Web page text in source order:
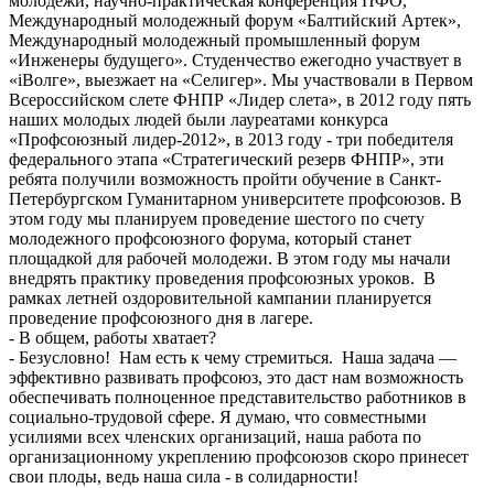
Международный молодежный форум «Балтийский Артек»,
Международный молодежный промышленный форум
«Инженеры будущего». Студенчество ежегодно участвует в
«iВолге», выезжает на «Селигер». Мы участвовали в Первом
Всероссийском слете ФНПР «Лидер слета», в 2012 году пять
наших молодых людей были лауреатами конкурса
«Профсоюзный лидер-2012», в 2013 году - три победителя
федерального этапа «Стратегический резерв ФНПР», эти
ребята получили возможность пройти обучение в Санкт-
Петербургском Гуманитарном университете профсоюзов. В
этом году мы планируем проведение шестого по счету
молодежного профсоюзного форума, который станет
площадкой для рабочей молодежи. В этом году мы начали
внедрять практику проведения профсоюзных уроков. В
рамках летней оздоровительной кампании планируется
проведение профсоюзного дня в лагере.
- В общем, работы хватает?
- Безусловно! Нам есть к чему стремиться. Наша задача —
эффективно развивать профсоюз, это даст нам возможность
обеспечивать полноценное представительство работников в
социально-трудовой сфере. Я думаю, что совместными
усилиями всех членских организаций, наша работа по
организационному укреплению профсоюзов скоро принесет
свои плоды, ведь наша сила - в солидарности!